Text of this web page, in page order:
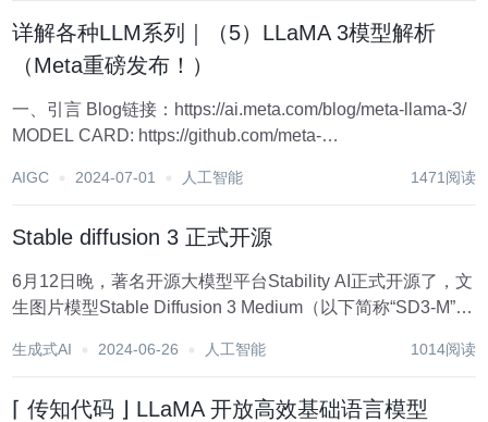
详解各种LLM系列｜（5）LLaMA 3模型解析
（Meta重磅发布！）
一、引言 Blog链接：https://ai.meta.com/blog/meta-llama-3/
MODEL CARD: https://github.com/meta-
AIGC 2024-07-01 人工智能 1471阅读
Stable diffusion 3 正式开源
6月12日晚，著名开源大模型平台Stability AI正式开源了，文
生图片模型Stable Diffusion 3 Medium（以下简称“SD3-M”）
右推理效率非常高，同时对硬件的需求...
生成式AI 2024-06-26 人工智能 1014阅读
⌈ 传知代码 ⌋ LLaMA 开放高效基础语言模型